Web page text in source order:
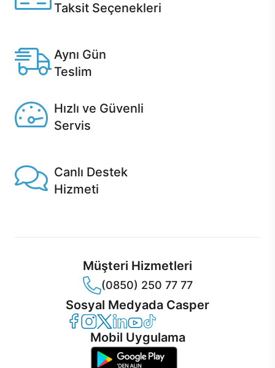
Taksit Seçenekleri
Aynı Gün
Teslim
Hızlı ve Güvenli
Servis
Canlı Destek
Hizmeti
Müşteri Hizmetleri
(0850) 250 77 77
Sosyal Medyada Casper
Casper Facebook
Casper Instagram
Casper Twitter
Casper LinkedIn
Casper YouTube
Casper TikTok
Mobil Uygulama